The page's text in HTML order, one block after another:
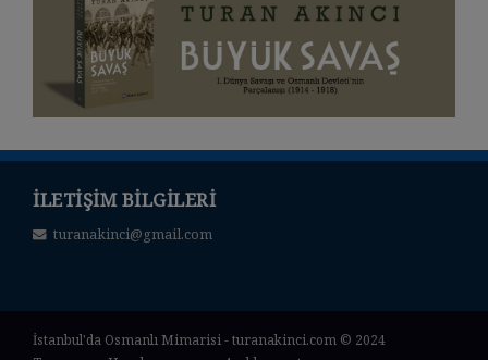
İLETIŞIM BILGILERI
turanakinci@gmail.com
İstanbul'da Osmanlı Mimarisi - turanakinci.com © 2024